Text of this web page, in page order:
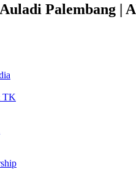
Palembang |
TK